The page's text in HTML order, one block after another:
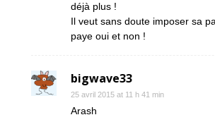
déjà plus !
Il veut sans doute imposer sa
paye oui et non !
bigwave33
25 avril 2015 at 11 h 41 min
Arash